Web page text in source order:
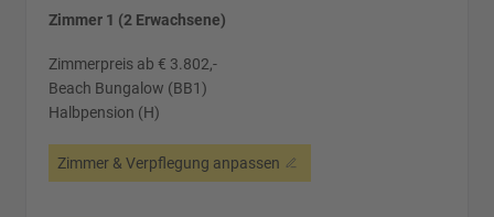
Zimmer 1 (2 Erwachsene)
Zimmerpreis ab € 3.802,-
Beach Bungalow (BB1)
Halbpension (H)
Zimmer & Verpflegung anpassen